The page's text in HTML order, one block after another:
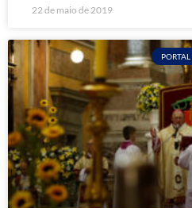
22 de maio de 2019